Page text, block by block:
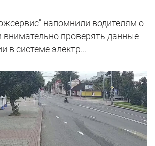
напомнили водителям о
внимательно проверять данные
в системе электр...